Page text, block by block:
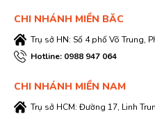
CHI NHÁNH MIỀN BĂC
Trụ sở HN: Số 4 phố Võ Trung,
Hotline: 0988 947 064
CHI NHÁNH MIỀN NAM
Trụ sở HCM: Đường 17, Linh